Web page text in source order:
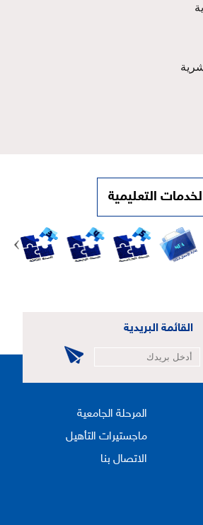
التعليمية
القائمة البريدية
المرحلة الجامعية
ماجستيرات التأهيل
الاتصال بنا